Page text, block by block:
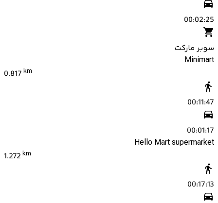
00:02:25
سوبر ماركت
Minimart
0.817 km
00:11:47
00:01:17
Hello Mart supermarket
1.272 km
00:17:13